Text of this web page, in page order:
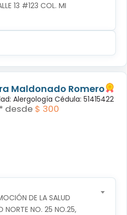
13 #123 COL. MI
Maldonado Romero
Alergología Cédula: 51415422
desde $ 300
DE LA SALUD
NORTE NO. 25 NO.25,